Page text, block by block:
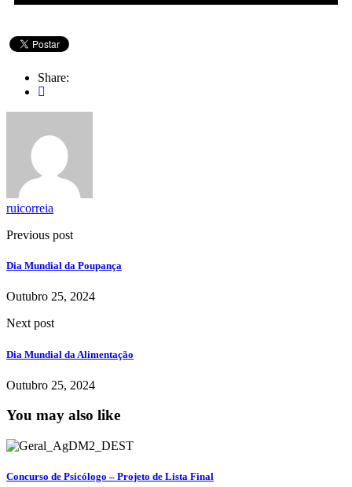
Share:
ruicorreia
Previous post
Dia Mundial da Poupança
Outubro 25, 2024
Next post
Dia Mundial da Alimentação
Outubro 25, 2024
You may also like
Concurso de Psicólogo – Projeto de Lista Final